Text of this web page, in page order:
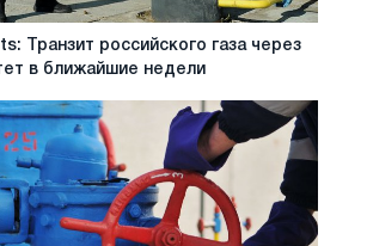
Транзит российского газа через
в ближайшие недели